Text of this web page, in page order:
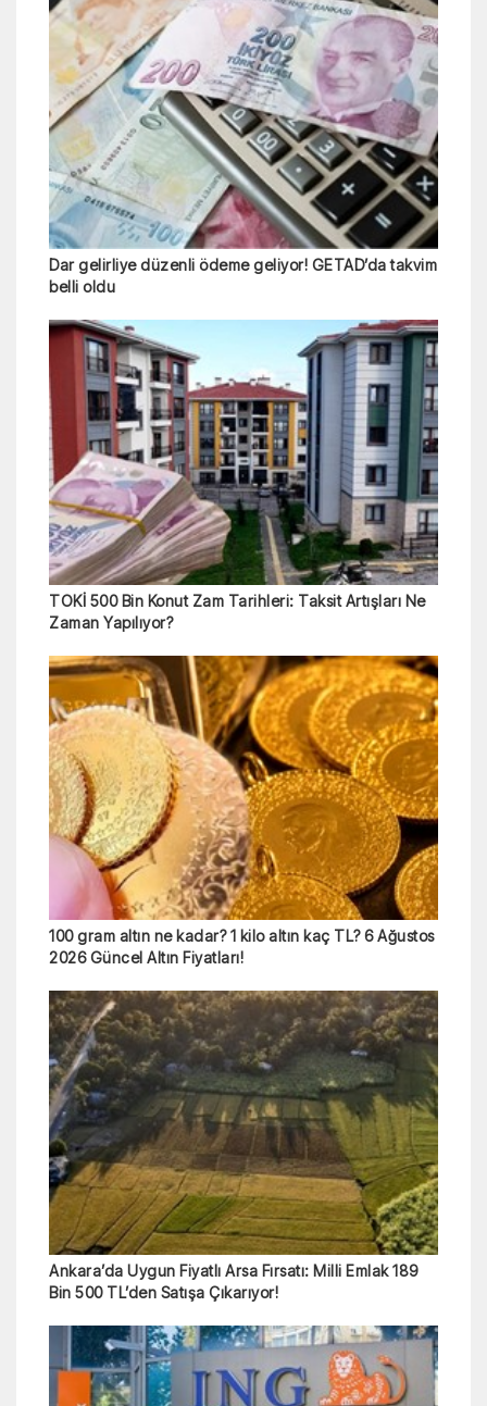
Dar gelirliye düzenli ödeme geliyor! GETAD’da takvim
belli oldu
TOKİ 500 Bin Konut Zam Tarihleri: Taksit Artışları Ne
Zaman Yapılıyor?
100 gram altın ne kadar? 1 kilo altın kaç TL? 6 Ağustos
2026 Güncel Altın Fiyatları!
Ankara’da Uygun Fiyatlı Arsa Fırsatı: Milli Emlak 189
Bin 500 TL’den Satışa Çıkarıyor!